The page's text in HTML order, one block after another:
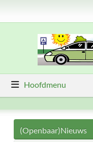
Hoofdmenu
(Openbaar)Nieuws